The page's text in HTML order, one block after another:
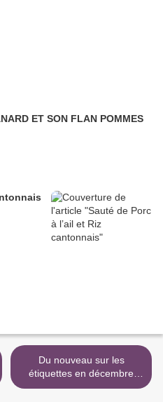
ET SON FLAN POMMES
Du nouveau sur les
étiquettes en décembre
2014 >